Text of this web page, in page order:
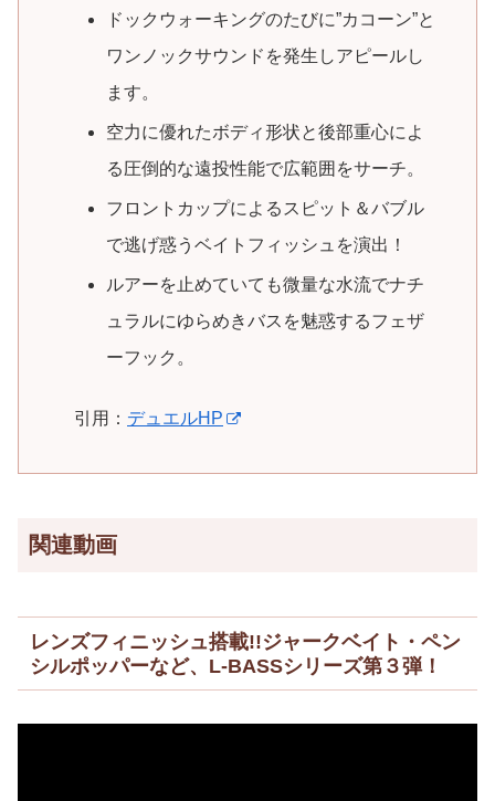
ドックウォーキングのたびに”カコーン”と
ワンノックサウンドを発生しアピールし
ます。
空力に優れたボディ形状と後部重心によ
る圧倒的な遠投性能で広範囲をサーチ。
フロントカップによるスピット＆バブル
で逃げ惑うベイトフィッシュを演出！
ルアーを止めていても微量な水流でナチ
ュラルにゆらめきバスを魅惑するフェザ
ーフック。
引用： デュエルHP
関連動画
レンズフィニッシュ搭載!!ジャークベイト・ペン
シルポッパーなど、L-BASSシリーズ第３弾！